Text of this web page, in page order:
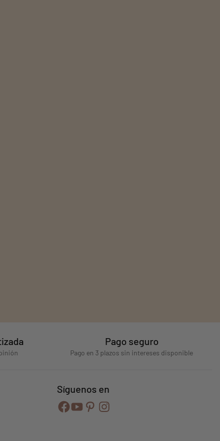
Pago seguro
Pago en 3 plazos sin intereses disponible
Síguenos en